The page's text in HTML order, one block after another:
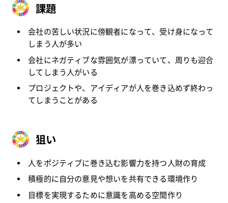
課題
会社の苦しい状況に傍観者になって、受け身になって
しまう人が多い
会社にネガティブな雰囲気が漂っていて、周りも迎合
してしまう人がいる
プロジェクトや、アイディアが人を巻き込めず終わっ
てしまうことがある
狙い
人をポジティブに巻き込む影響力を持つ人財の育成
積極的に自分の意見や想いを共有できる環境作り
目標を実現するために意識を高める空間作り